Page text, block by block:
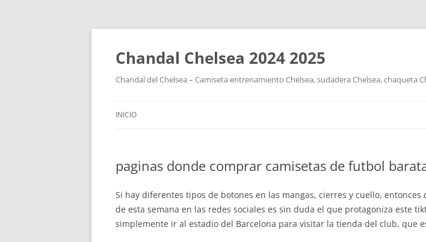
Chandal Chelsea 2024 2025
Chandal del Chelsea – Camiseta entrenamiento Chelsea, sudadera Chelsea, chaqueta
INICIO
paginas donde comprar camisetas de futbol
Si hay diferentes tipos de botones en las mangas, cierres y cuello,
de esta semana en las redes sociales es sin duda el que protagoniza este
simplemente ir al estadio del Barcelona para visitar la tienda del club, que